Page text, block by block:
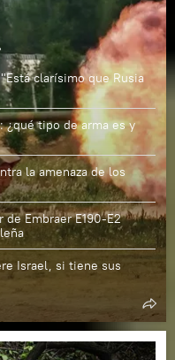
clarísimo que Rusia
¿qué tipo de arma es y
la amenaza de los
Embraer E190-E2
Israel, si tiene sus